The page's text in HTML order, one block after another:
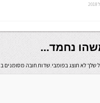
נחמד...
שלך לא תוצג בפומבי.שדות חובה מסומנים ב